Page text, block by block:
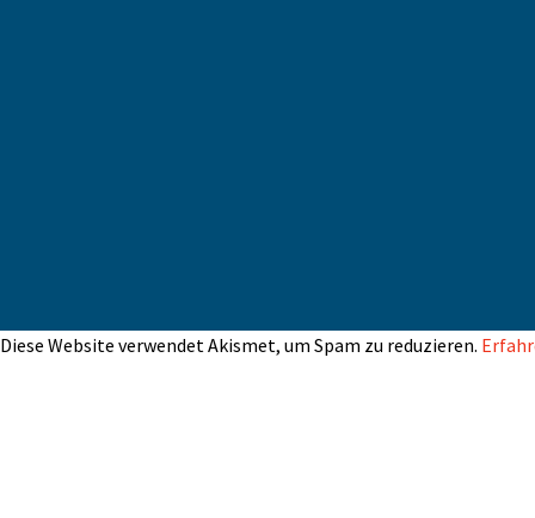
Diese Website verwendet Akismet, um Spam zu reduzieren.